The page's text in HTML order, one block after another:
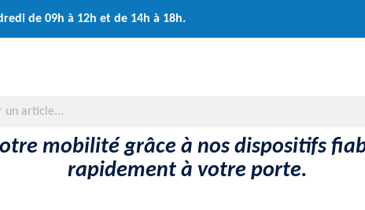
de 09h à 12h et de 14h à 18h.
mobilité grâce à nos dispositifs
rapidement à votre porte.